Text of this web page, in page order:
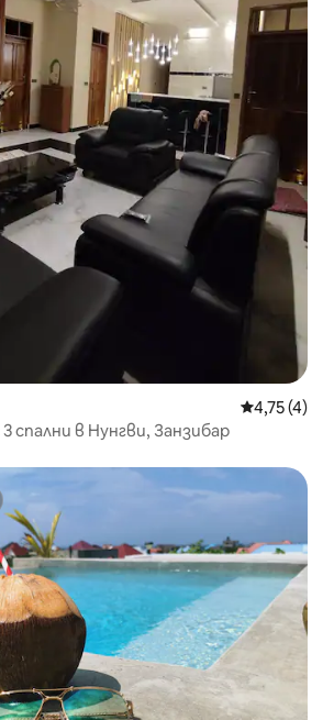
Средна
4,75 (4)
спални в Нунгви, Занзибар